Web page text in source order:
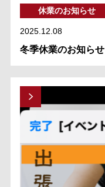
休業のお知らせ
2025.12.08
冬季休業のお知らせ